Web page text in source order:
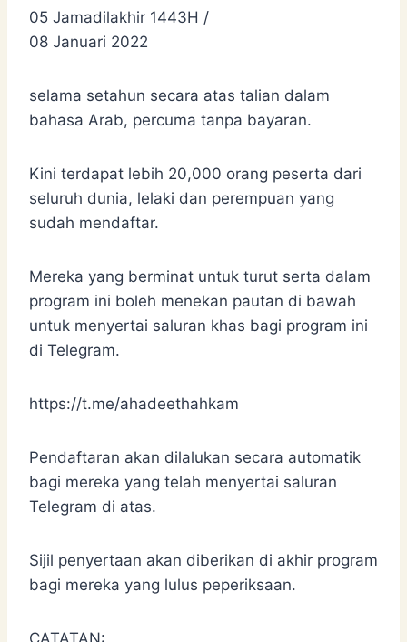
05 Jamadilakhir 1443H /
08 Januari 2022
selama setahun secara atas talian dalam
bahasa Arab, percuma tanpa bayaran.
Kini terdapat lebih 20,000 orang peserta dari
seluruh dunia, lelaki dan perempuan yang
sudah mendaftar.
Mereka yang berminat untuk turut serta dalam
program ini boleh menekan pautan di bawah
untuk menyertai saluran khas bagi program ini
di Telegram.
https://t.me/ahadeethahkam
Pendaftaran akan dilalukan secara automatik
bagi mereka yang telah menyertai saluran
Telegram di atas.
Sijil penyertaan akan diberikan di akhir program
bagi mereka yang lulus peperiksaan.
CATATAN: